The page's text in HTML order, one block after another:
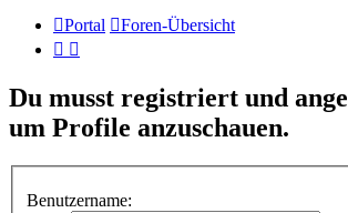
Portal Foren-Übersicht
Du musst registriert und
um Profile anzuschauen.
Benutzername: